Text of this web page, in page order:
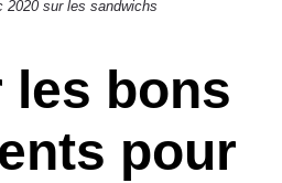
2020 sur les sandwichs
les bons
pour